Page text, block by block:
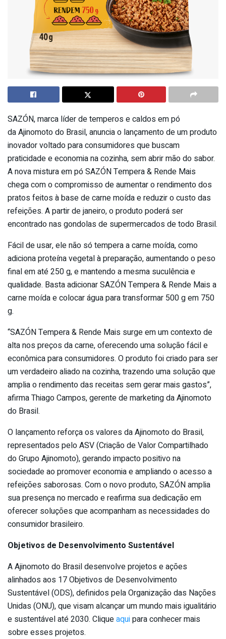
SAZÓN, marca líder de temperos e caldos em pó
da Ajinomoto do Brasil, anuncia o lançamento de um produto
inovador voltado para consumidores que buscam
praticidade e economia na cozinha, sem abrir mão do sabor.
A nova mistura em pó SAZÓN Tempera & Rende Mais
chega com o compromisso de aumentar o rendimento dos
pratos feitos à base de carne moída e reduzir o custo das
refeições. A partir de janeiro, o produto poderá ser
encontrado nas gondolas de supermercados de todo Brasil.
Fácil de usar, ele não só tempera a carne moída, como
adiciona proteína vegetal à preparação, aumentando o peso
final em até 250 g, e mantendo a mesma suculência e
qualidade. Basta adicionar SAZÓN Tempera & Rende Mais a
carne moída e colocar água para transformar 500 g em 750
g.
“SAZÓN Tempera & Rende Mais surge em um contexto de
alta nos preços da carne, oferecendo uma solução fácil e
econômica para consumidores. O produto foi criado para ser
um verdadeiro aliado na cozinha, trazendo uma solução que
amplia o rendimento das receitas sem gerar mais gastos”,
afirma Thiago Campos, gerente de marketing da Ajinomoto
do Brasil.
O lançamento reforça os valores da Ajinomoto do Brasil,
representados pelo ASV (Criação de Valor Compartilhado
do Grupo Ajinomoto), gerando impacto positivo na
sociedade ao promover economia e ampliando o acesso a
refeições saborosas. Com o novo produto, SAZÓN amplia
sua presença no mercado e reafirma sua dedicação em
oferecer soluções que acompanham as necessidades do
consumidor brasileiro.
Objetivos de Desenvolvimento Sustentável
A Ajinomoto do Brasil desenvolve projetos e ações
alinhados aos 17 Objetivos de Desenvolvimento
Sustentável (ODS), definidos pela Organização das Nações
Unidas (ONU), que visam alcançar um mundo mais igualitário
e sustentável até 2030. Cliqueaquipara conhecer mais
sobre esses projetos.